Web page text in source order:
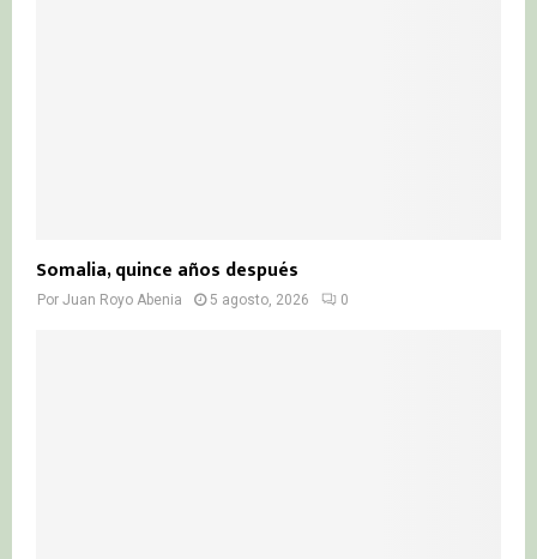
Somalia, quince años después
Por Juan Royo Abenia 5 agosto, 2026 0